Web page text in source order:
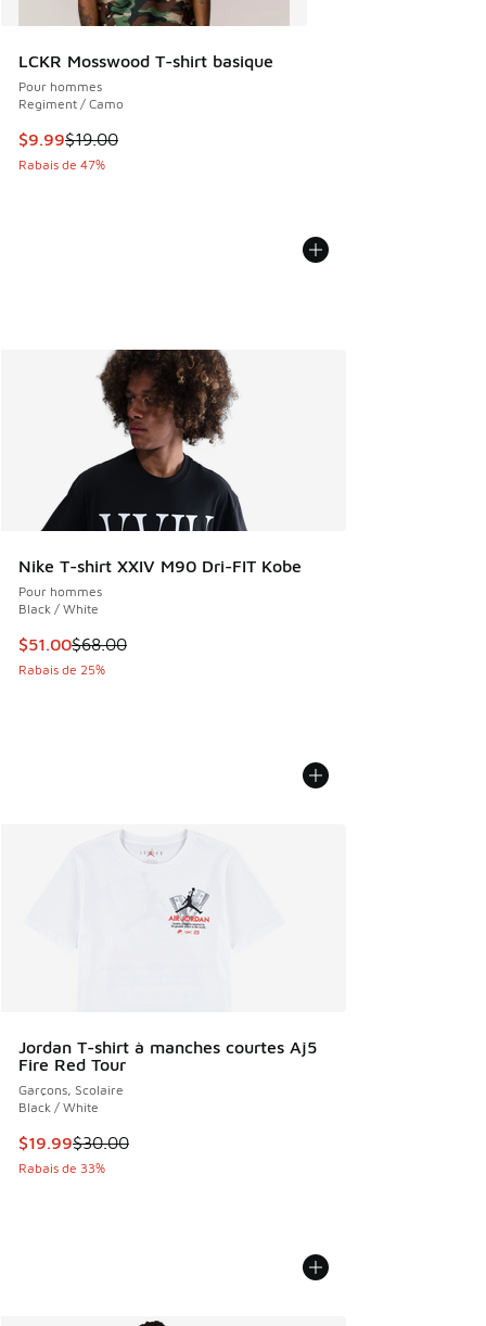
LCKR Mosswood T-shirt basique
Pour hommes
Regiment / Camo
Cet article est en solde. Le prix est passé de $19.00 à
$9.99$19.00
Rabais de 47%
Nike T-shirt XXIV M90 Dri-FIT Kobe
Pour hommes
Black / White
Cet article est en solde. Le prix est passé de $68.00 à
$51.00$68.00
Rabais de 25%
Jordan T-shirt à manches courtes Aj5
Fire Red Tour
Garçons, Scolaire
Black / White
Cet article est en solde. Le prix est passé de $30.00 à
$19.99$30.00
Rabais de 33%